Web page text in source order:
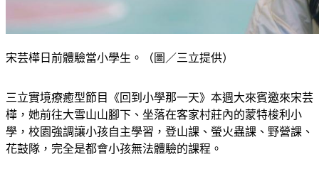
宋芸樺日前體驗當小學生。（圖／三立提供）
三立實境療癒型節目《回到小學那一天》本週大來賓邀來宋芸
樺，她前往大雪山山腳下、坐落在客家村莊內的蒙特梭利小
學，校園強調讓小孩自主學習，登山課、螢火蟲課、野營課、
花鼓隊，完全是都會小孩無法體驗的課程。